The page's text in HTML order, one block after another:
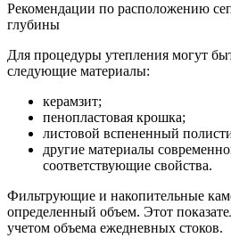
Рекомендации по расположению
глубины
Для процедуры утепления могут
следующие материалы:
керамзит;
пенопластовая крошка;
листовой вспененный
другие материалы
соответствующие свойства.
Фильтрующие и накопительные
определенный объем. Этот
учетом объема ежедневных стоков.